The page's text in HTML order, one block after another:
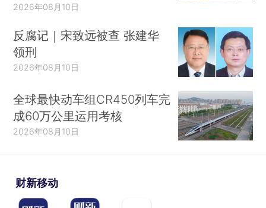
2026年08月10日
反腐记｜宋致远被查 张建华
领刑
2026年08月10日
全球最快动车组CR450列车完
成60万公里运用考核
2026年08月10日
财新移动